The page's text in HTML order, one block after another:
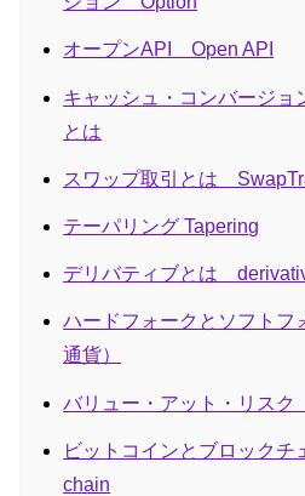
オープンAPI Open API
キャッシュ・コンバージョ
とは
スワップ取引とは
テーパリング Tapering
デリバティブとは
ハードフォークとソフト
通貨）
バリュー・アット・リス
ビットコインとブロック
chain